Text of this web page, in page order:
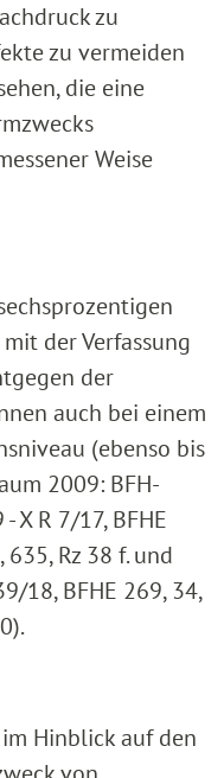
zu
zu vermeiden
die eine
Weise
der Verfassung
der
auch bei einem
(ebenso bis
2009: BFH-
X R 7/17, BFHE
Rz 38 f. und
18, BFHE 269, 34,
Hinblick auf den